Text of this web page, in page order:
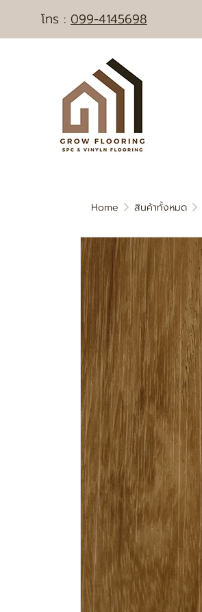
โทร : 099-4145698
Home สินค้าทั้งหมด